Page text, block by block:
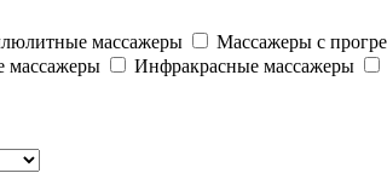
массажеры Массажеры с
массажеры Инфракрасные массажеры